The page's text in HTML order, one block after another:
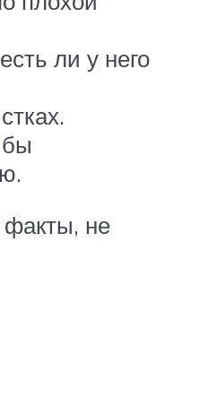
ли у него
факты, не